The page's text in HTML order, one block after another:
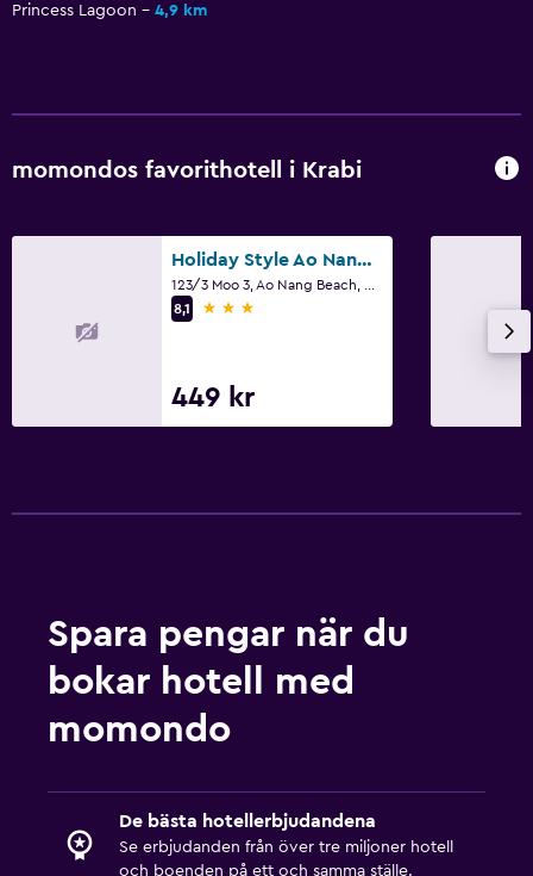
Mat kan levereras till gästboendet
Saker att göra
Sällskapsspel/pussel
Biljardbord
Simning
Familjevänligt
Barnsängar tillgängliga
Barnpool
Princess Lagoon
4,9 km
momondos favorithotell i Krabi
Holiday Style Ao Nang Beach Resort, Krabi
8,1
3 stjärnor
449 kr
Spara pengar när du
bokar hotell med
momondo
De bästa hotellerbjudandena
Se erbjudanden från över tre miljoner hotell
och boenden på ett och samma ställe.